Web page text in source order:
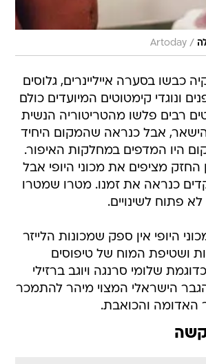
/
Artoday
כבשו בסערה אייליינרים, גלוסים
ונוגדי קימטוטים המיועדים כולם
רבים פלשו מהטריטוריה הנשית
אבל כנראה שהמקום היחיד
היו המדפים במחלקות האיפור.
החזק מציפים את מכוני היופי אבל
כנראה את זמנו. מטרו שמטרו
פתוח לשינויים.
היופי אין ספק שמכונות הלייזר
ושטיפת המוח של טיפוסים
שלומי סרנגה ויוגב ברזילי
הישראלי המצוי מיהר להתמכר
האדומה והכואבת.